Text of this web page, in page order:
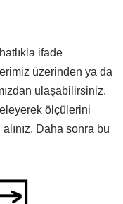
ifade
üzerinden ya da
ulaşabilirsiniz.
ölçülerini
Daha sonra bu